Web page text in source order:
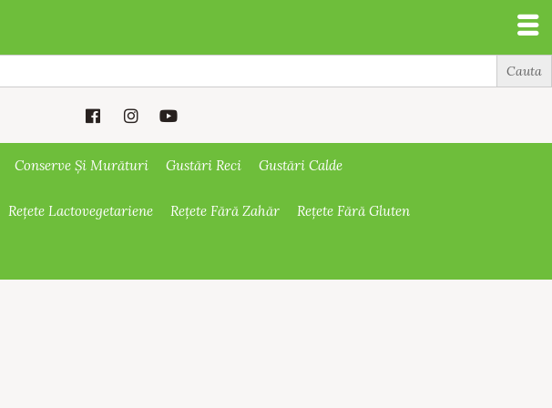
Conserve Și Murături Gustări Reci Gustări Calde
Rețete Lactovegetariene Rețete Fără Zahăr Rețete Fără Gluten